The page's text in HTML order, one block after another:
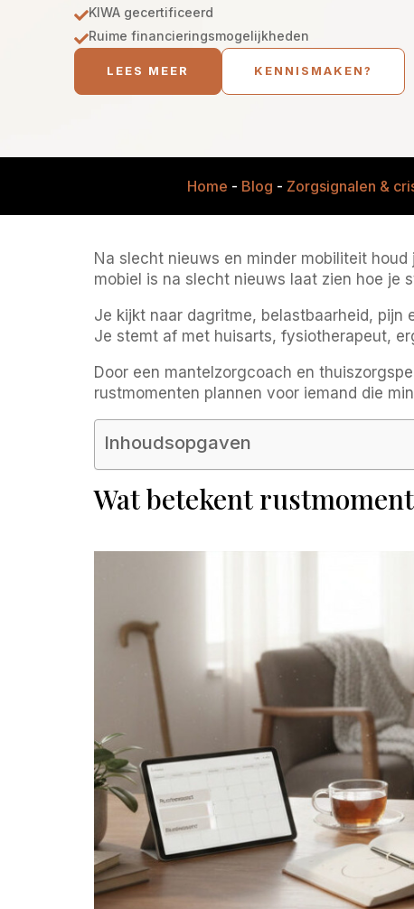
KIWA gecertificeerd
Ruime financieringsmogelijkheden
LEES MEER KENNISMAKEN?
Home - Blog - Zorgsignalen &
Na slecht nieuws en minder mobiliteit
mobiel is na slecht nieuws laat zien hoe je
Je kijkt naar dagritme, belastbaarheid,
Je stemt af met huisarts, fysiotherapeut,
Door een mantelzorgcoach en
rustmomenten plannen voor iemand die
Inhoudsopgaven
Wat betekent